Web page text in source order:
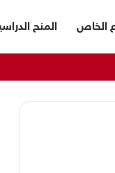
الخاص المنح